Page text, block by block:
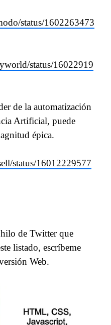
status/1602263473
status/16022919
de la automatización
Artificial, puede
épica.
status/16012229577
de Twitter que
listado, escríbeme
Web.